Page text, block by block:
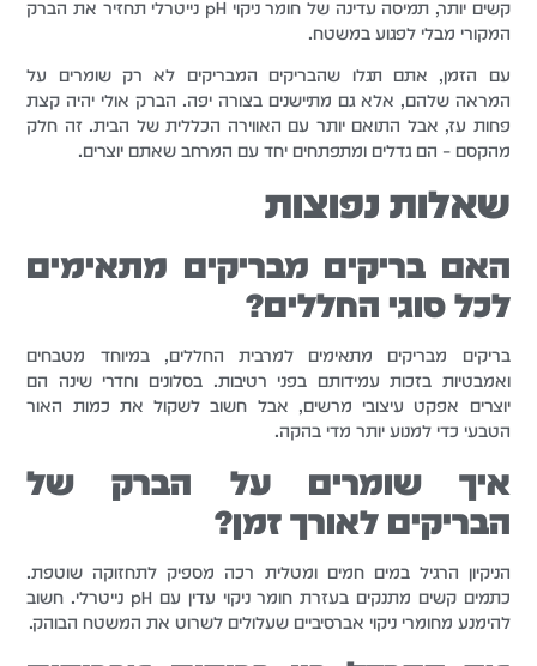
קשים יותר, תמיסה עדינה של חומר ניקוי pH נייטרלי תחזיר את הברק
המקורי מבלי לפגוע במשטח.
עם הזמן, אתם תגלו שהבריקים המבריקים לא רק שומרים על
המראה שלהם, אלא גם מתיישנים בצורה יפה. הברק אולי יהיה קצת
פחות עז, אבל התואם יותר עם האווירה הכללית של הבית. זה חלק
מהקסם – הם גדלים ומתפתחים יחד עם המרחב שאתם יוצרים.
שאלות נפוצות
האם בריקים מבריקים מתאימים
לכל סוגי החללים?
בריקים מבריקים מתאימים למרבית החללים, במיוחד מטבחים
ואמבטיות בזכות עמידותם בפני רטיבות. בסלונים וחדרי שינה הם
יוצרים אפקט עיצובי מרשים, אבל חשוב לשקול את כמות האור
הטבעי כדי למנוע יותר מדי בהקה.
איך שומרים על הברק של
הבריקים לאורך זמן?
הניקיון הרגיל במים חמים ומטלית רכה מספיק לתחזוקה שוטפת.
כתמים קשים מתנקים בעזרת חומר ניקוי עדין עם pH נייטרלי. חשוב
להימנע מחומרי ניקוי אברסיביים שעלולים לשרוט את המשטח הבוהק.